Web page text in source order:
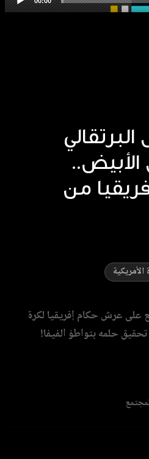
من
الأمريكية
عرش حكام إفريقيا لكرة
حلمه بتواطؤ الفيفا!